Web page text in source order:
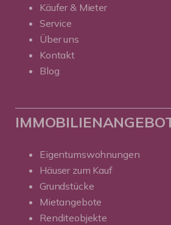
Käufer & Mieter
Service
Über uns
Kontakt
Blog
Eigentumswohnungen
Häuser zum Kauf
Grundstücke
Mietangebote
Renditeobjekte